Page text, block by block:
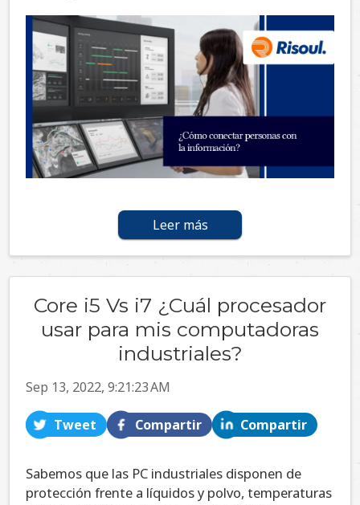
Leer más
Core i5 Vs i7 ¿Cuál procesador
usar para mis computadoras
industriales?
Sep 13, 2022, 9:21:23 AM
Tweet Compartir Compartir
Sabemos que las PC industriales disponen de
protección frente a líquidos y polvo, temperaturas